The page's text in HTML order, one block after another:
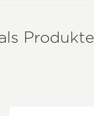
Produkte